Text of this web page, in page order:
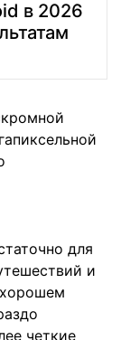
в 2026
для
и
четкие